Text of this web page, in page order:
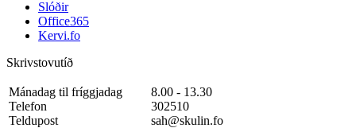
Slóðir
Office365
Kervi.fo
Skrivstovutíð
Mánadag til fríggjadag
Telefon
Teldupost
8.00 - 13.30
302510
sah@skulin.fo